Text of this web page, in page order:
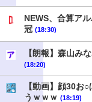
NEWS、合算ア
冠 (18:30)
【朗報】森山み
(18:20)
【動画】顔30お
うｗｗｗ (18:19)